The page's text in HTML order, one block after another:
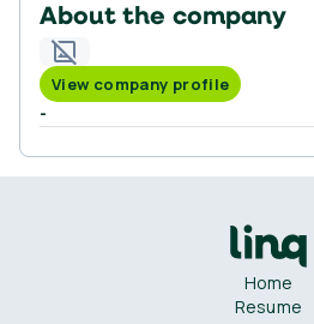
About the company
View company profile
-
Home
Resume